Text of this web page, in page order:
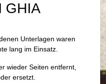
GHIA
Unterlagen waren
lang im Einsatz.
wieder Seiten entfernt,
ersetzt.